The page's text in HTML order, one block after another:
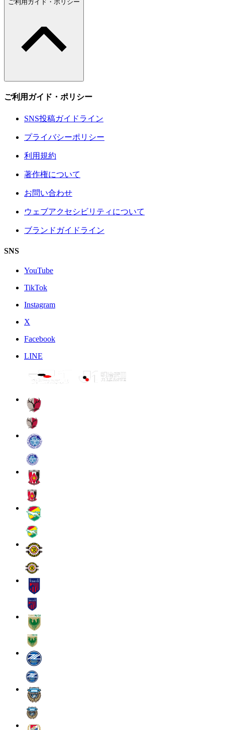
ご利用ガイド・ポリシー
ご利用ガイド・ポリシー
SNS投稿ガイドライン
プライバシーポリシー
利用規約
著作権について
お問い合わせ
ウェブアクセシビリティについて
ブランドガイドライン
SNS
YouTube
TikTok
Instagram
X
Facebook
LINE